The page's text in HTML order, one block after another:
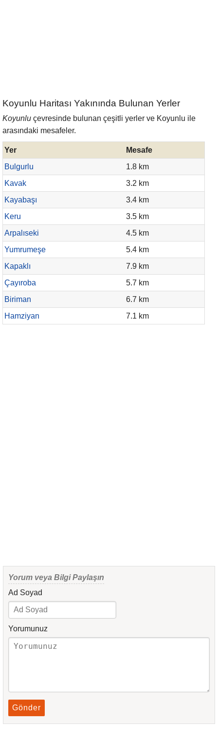
Koyunlu Haritası Yakınında Bulunan Yerler
Koyunlu çevresinde bulunan çeşitli yerler ve Koyunlu ile
arasındaki mesafeler.
Yer
Mesafe
Bulgurlu
1.8 km
Kavak
3.2 km
Kayabaşı
3.4 km
Keru
3.5 km
Arpalıseki
4.5 km
Yumrumeşe
5.4 km
Kapaklı
7.9 km
Çayıroba
5.7 km
Biriman
6.7 km
Hamziyan
7.1 km
Yorum veya Bilgi Paylaşın
Ad Soyad
Yorumunuz
Gönder